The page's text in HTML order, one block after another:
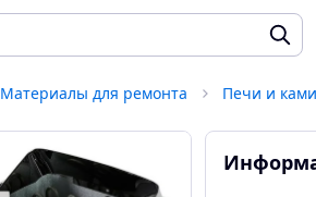
Материалы для ремонта Печи и